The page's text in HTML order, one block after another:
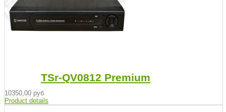
TSr-QV0812 Premium
10350,00 руб
Product details